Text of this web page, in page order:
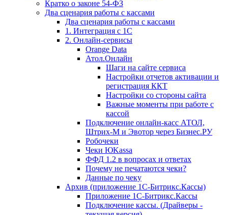
Кратко о законе 54-ФЗ
Два сценария работы с кассами
Два сценария работы с кассами
1. Интеграция с 1С
2. Онлайн-сервисы
Orange Data
Атол.Онлайн
Шаги на сайте сервиса
Настройки отчетов активации и
регистрация ККТ
Настройки со стороны сайта
Важные моменты при работе с
кассой
Подключение онлайн-касс АТОЛ,
Штрих-М и Эвотор через Бизнес.РУ
Робочеки
Чеки ЮKassa
ФФД 1.2 в вопросах и ответах
Почему не печатаются чеки?
Данные по чеку
Архив (приложение 1С-Битрикс.Кассы)
Приложение 1С-Битрикс.Кассы
Подключение кассы. (Драйверы -